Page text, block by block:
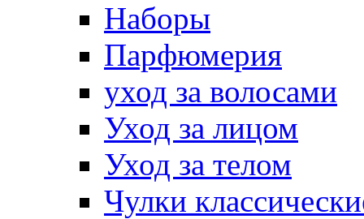
Наборы
Парфюмерия
уход за волосами
Уход за лицом
Уход за телом
Чулки